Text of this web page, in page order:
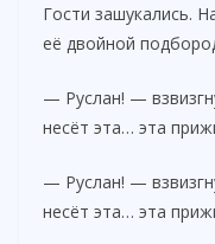
Гости зашукались.
её двойной
— Руслан! —
несёт эта… эта
— Руслан! —
несёт эта… эта